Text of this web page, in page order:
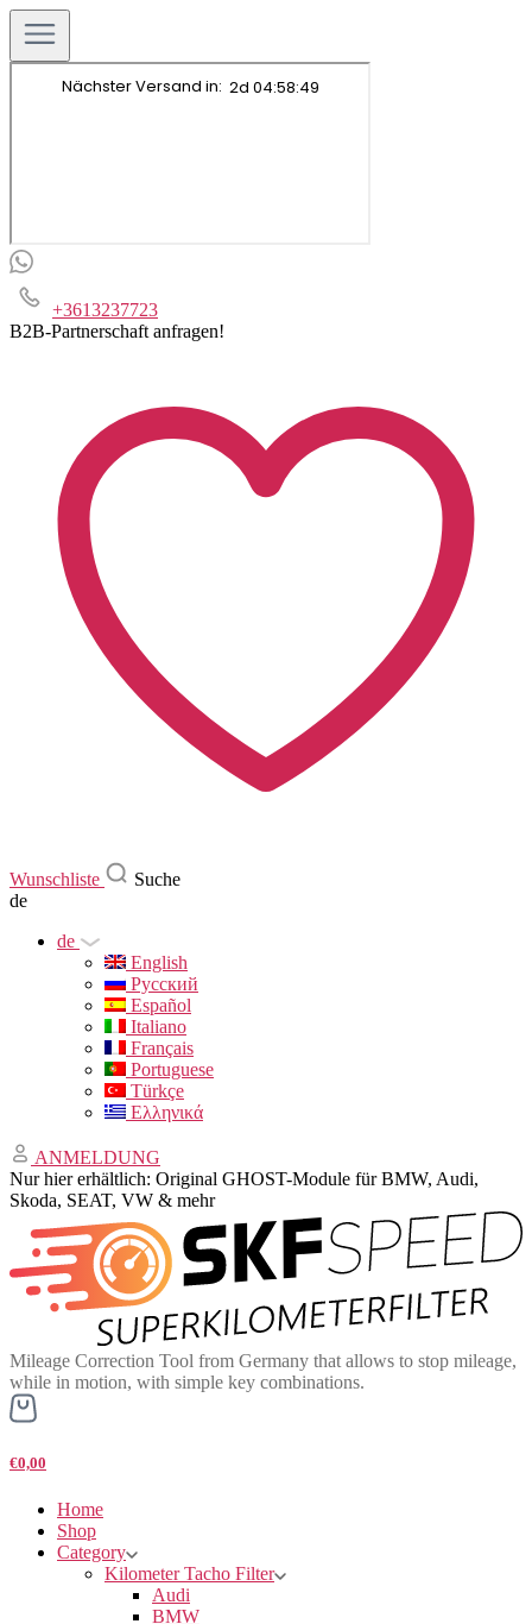
+3613237723
B2B-Partnerschaft anfragen!
Wunschliste
Suche
de
de
English
Русский
Español
Italiano
Français
Portuguese
Türkçe
Ελληνικά
ANMELDUNG
Nur hier erhältlich: Original GHOST-Module für BMW, Audi,
Skoda, SEAT, VW & mehr
Mileage Correction Tool from Germany that allows to stop mileage,
while in motion, with simple key combinations.
€0,00
Home
Shop
Category
Kilometer Tacho Filter
Audi
BMW